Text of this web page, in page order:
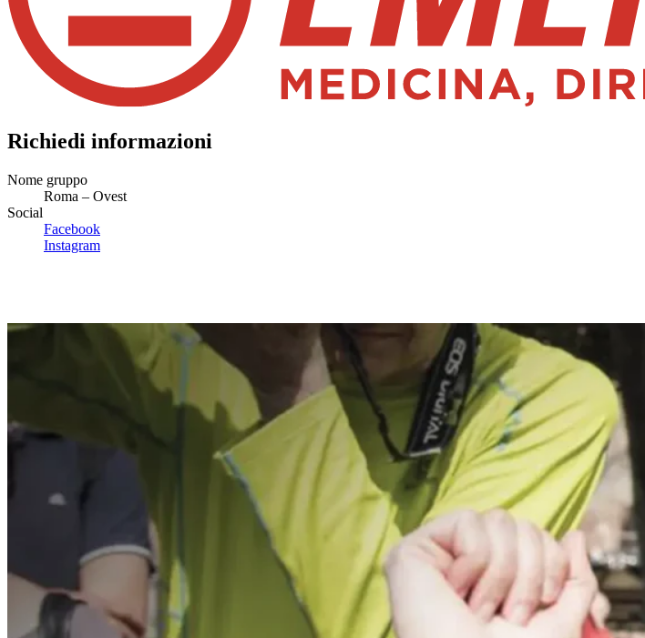
Richiedi informazioni
Nome gruppo
Roma – Ovest
Social
Facebook
Instagram